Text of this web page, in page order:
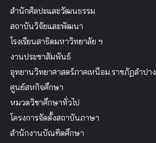
สำนักศิลปะและวัฒนธรรม
สถาบันวิจัยและพัฒนา
โรงเรียนสาธิตมหาวิทยาลัย ฯ
งานประชาสัมพันธ์
อุทยานวิทยาศาสตร์ภาคเหนือม.ราชภัฏลำปาง
ศูนย์สหกิจศึกษา
หมวดวิชาศึกษาทั่วไป
โครงการจัดตั้งสถาบันภาษา
สำนักงานบัณฑิตศึกษา